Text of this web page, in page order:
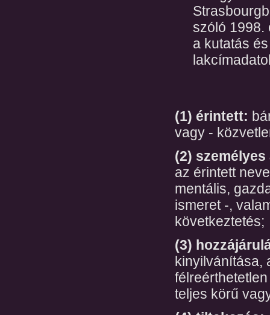
szóló 1998.
a kutatás
(1) érintett:
vagy -
(2) személyes
az érintett
mentális,
ismeret -,
következtetés;
(3)
kinyilvánítása,
teljes körű